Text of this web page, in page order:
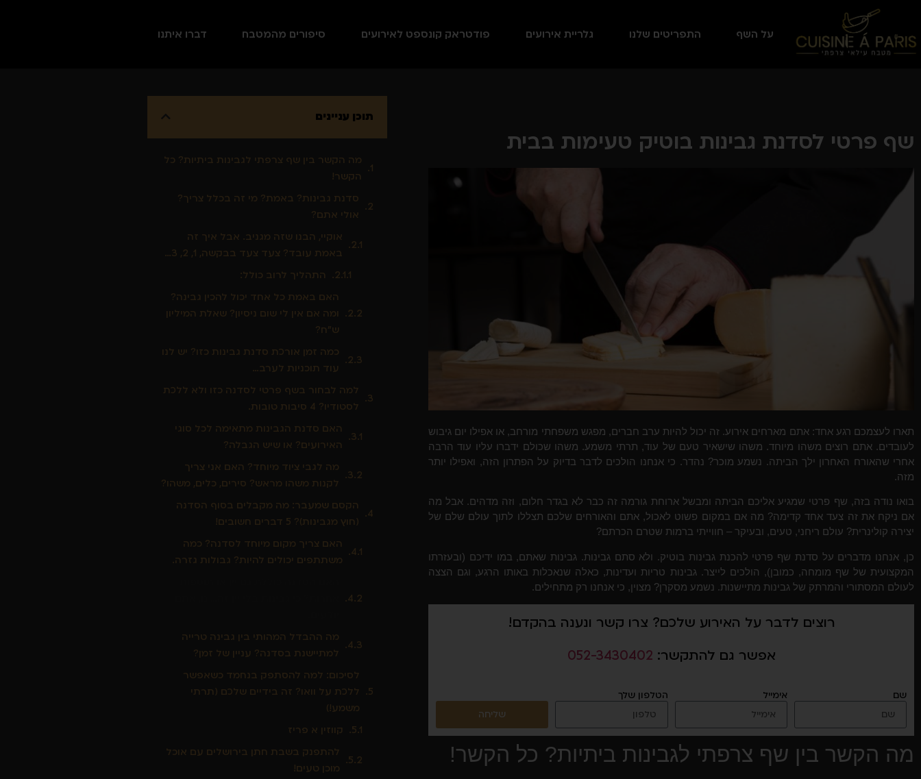
על השף התפריטים שלנו גלריית אירועים פודטראק קונספט לאירועים סיפורים מהמטבח דברו איתנו
שף פרטי לסדנת גבינות בוטיק טעימות בבית
תארו לעצמכם רגע אחד: אתם מארחים אירוע. זה יכול להיות ערב חברים, מפגש משפחתי מורחב, או אפילו יום גיבוש
לעובדים. אתם רוצים משהו מיוחד. משהו שישאיר טעם של עוד, תרתי משמע. משהו שכולם ידברו עליו עוד הרבה
אחרי שהאורח האחרון ילך הביתה. נשמע מוכר? נהדר. כי אנחנו הולכים לדבר בדיוק על הפתרון הזה, ואפילו יותר
מזה.
בואו נודה בזה, שף פרטי שמגיע אליכם הביתה ומבשל ארוחת גורמה זה כבר לא בגדר חלום, וזה מדהים. אבל מה
אם ניקח את זה צעד אחד קדימה? מה אם במקום פשוט לאכול, אתם והאורחים שלכם תצללו לתוך עולם שלם של
יצירה קולינרית? עולם ריחני, טעים, ובעיקר – חווייתי ברמות שטרם הכרתם?
כן, אנחנו מדברים על סדנת שף פרטי להכנת גבינות בוטיק. ולא סתם גבינות. גבינות שאתם, במו ידיכם (ובעזרתו
המקצועית של שף מומחה, כמובן), הולכים לייצר. גבינות טריות ועדינות, כאלה שנאכלות באותו הרגע, וגם הצצה
לעולם המסתורי והמרתק של גבינות מתיישנות. נשמע מסקרן? מצוין, כי אנחנו רק מתחילים.
רוצים לדבר על האירוע שלכם? צרו קשר ונענה בהקדם!
אפשר גם להתקשר: 052-3430402
שם אימייל
הטלפון שלך
שליחה
מה הקשר בין שף צרפתי לגבינות ביתיות? כל הקשר!
תוכן עניינים
מה הקשר בין שף צרפתי לגבינות ביתיות? כל
הקשר!
סדנת גבינות? באמת? מי זה בכלל צריך?
אולי אתם?
אוקיי, הבנו שזה מגניב. אבל איך זה
באמת עובד? צעד צעד בבקשה, 1, 2, 3…
התהליך לרוב כולל:
האם באמת כל אחד יכול להכין גבינה?
ומה אם אין לי שום ניסיון? שאלת המיליון
ש"ח?
כמה זמן אורכת סדנת גבינות כזו? יש לנו
עוד תוכניות לערב…
למה לבחור בשף פרטי לסדנה כזו ולא ללכת
לסטודיו? 4 סיבות טובות.
האם סדנת הגבינות מתאימה לכל סוגי
האירועים? או שיש הגבלה?
מה לגבי ציוד מיוחד? האם אני צריך
לקנות משהו מראש? סירים, כלים, משהו?
הקסם שמעבר: מה מקבלים בסוף הסדנה
(חוץ מגבינות)? 5 דברים חשובים!
האם צריך מקום מיוחד לסדנה? כמה
משתתפים יכולים להיות? גבולות גזרה.
מה ההבדל המהותי בין גבינה טרייה
למתיישנת בסדנה? עניין של זמן?
לסיכום: למה להסתפק בנחמד כשאפשר
ללכת על וואו? זה בידיים שלכם (תרתי
משמע!)
קווזין א פריז
להתפנק בשבת חתן בירושלים עם אוכל
מוכן טעים!